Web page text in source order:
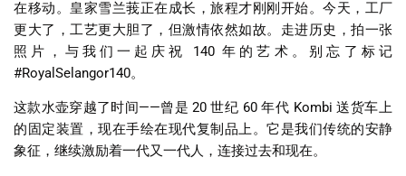
在移动。皇家雪兰莪正在成长，旅程才刚刚开始。今天，工厂
更大了，工艺更大胆了，但激情依然如故。走进历史，拍一张
照片，与我们一起庆祝
140 年的艺术。别忘了标记
#RoyalSelangor140。
这款水壶穿越了时间——曾是 20 世纪 60 年代 Kombi 送货车上
的固定装置，现在手绘在现代复制品上。它是我们传统的安静
象征，继续激励着一代又一代人，连接过去和现在。